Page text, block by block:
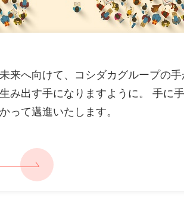
）
へ
来へ向けて、コシダカグループの
み出す手になりますように。 手に
って邁進いたします。